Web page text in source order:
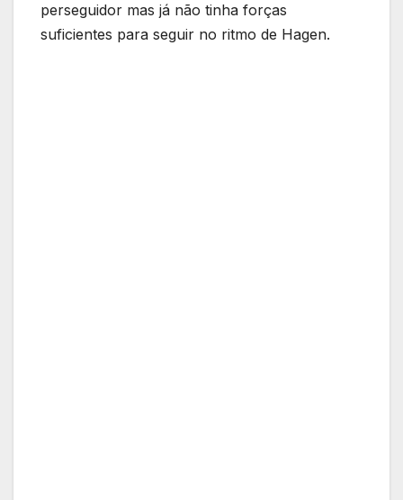
perseguidor mas já não tinha forças
suficientes para seguir no ritmo de Hagen.